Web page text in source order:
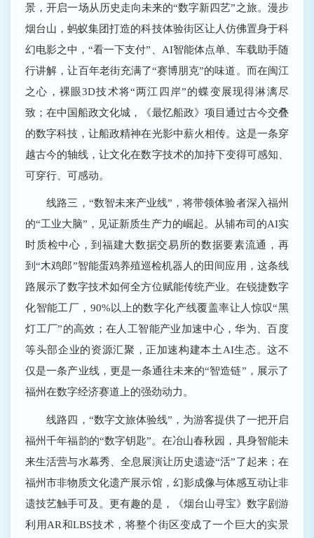
景，开启一场从历史走向未来的“数字新四艺”之旅。漫步
烟台山，蚂蚁集团打造的科技体验街区让人仿佛置身于科
幻电影之中，“看一下支付”、AI智能体点单、车载助手随
行讲解，让百年老街充满了“赛博朋克”的味道。而在闽江
之心，裸眼3D技术将“两江四岸”的蝶变展现得淋漓尽
致；在中国船政文化城，《最忆船政》项目通过古今交叠
的数字科技，让船政精神在光影中薪火相传。这是一条穿
越古今的轴线，让文化在数字技术的加持下变得可感知、
可穿行、可感动。
线路三，“数智未来产业线”，将带领体验者深入福州
的“工业大脑”，见证新质生产力的崛起。从辅布司的AI实
时质检中心，到福建大数据交易所的数据要素流通，再
到“木鸡郎”智能蛋鸡养殖巡检机器人的田间应用，这条线
路展示了数字技术如何全方位赋能传统产业。在锐捷数字
化智能工厂，90%以上的数字化产线覆盖率让人惊叹“黑
灯工厂”的高效；在人工智能产业加速中心，华为、百度
等头部企业的资源汇聚，正加速构建本土AI生态。这不
仅是一条产业线，更是一条通往未来的“智造链”，展示了
福州在数字经济赛道上的强劲动力。
线路四，“数字文旅体验线”，为游客提供了一把开启
福州千年福韵的“数字钥匙”。在冶山春秋园，具身智能未
来生活营与水幕秀、全息展演让历史遗迹“活”了起来；在
福州市非物质文化遗产展示馆，幻影成像与体感互动让非
遗技艺触手可及。更有趣的是，《烟台山寻宝》数字剧游
利用AR和LBS技术，将整个街区变成了一个巨大的实景